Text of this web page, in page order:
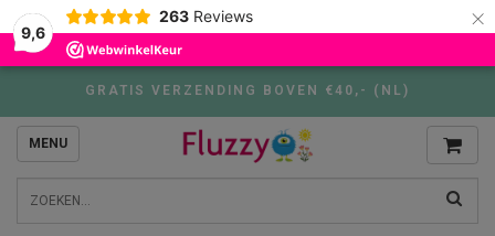
9,6
263 Reviews ×
GRATIS VERZENDING BOVEN €40,- (NL)
MENU